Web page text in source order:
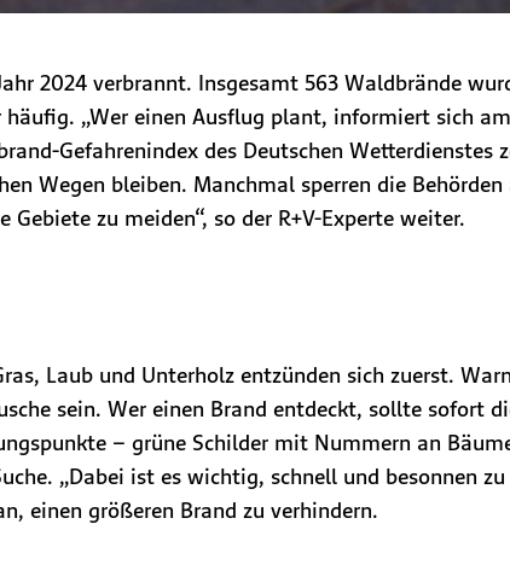
2024 verbrannt. Insgesamt 563 Waldbrände
„Wer einen Ausflug plant, informiert sich
Gefahrenindex des Deutschen
Wegen bleiben. Manchmal sperren die
zu meiden“, so der R+V-Experte weiter.
Laub und Unterholz entzünden sich zuerst.
sein. Wer einen Brand entdeckt, sollte sofort
– grüne Schilder mit Nummern an
„Dabei ist es wichtig, schnell und besonnen
einen größeren Brand zu verhindern.